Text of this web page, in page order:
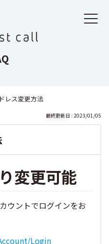
レス変更方法
最終更新日 : 2023/01/05
変更可能
ウントでログインをお
Login